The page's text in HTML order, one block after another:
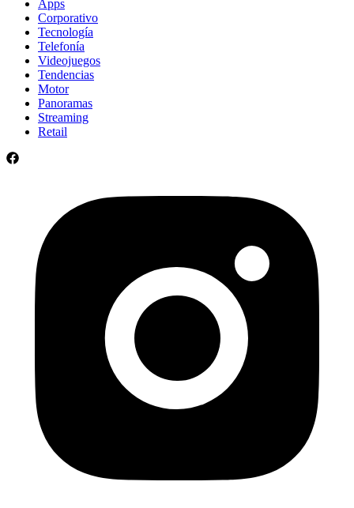
Apps
Corporativo
Tecnología
Telefonía
Videojuegos
Tendencias
Motor
Panoramas
Streaming
Retail